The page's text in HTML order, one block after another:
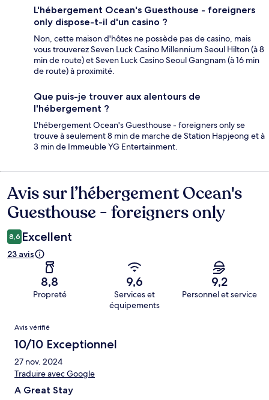
L'hébergement Ocean's Guesthouse - foreigners
only dispose-t-il d'un casino ?
Non, cette maison d'hôtes ne possède pas de casino, mais
vous trouverez Seven Luck Casino Millennium Seoul Hilton (à 8
min de route) et Seven Luck Casino Seoul Gangnam (à 16 min
de route) à proximité.
Que puis-je trouver aux alentours de
l'hébergement ?
L'hébergement Ocean's Guesthouse - foreigners only se
trouve à seulement 8 min de marche de Station Hapjeong et à
3 min de Immeuble YG Entertainment.
Avis
Avis sur l’hébergement Ocean's
Guesthouse - foreigners only
8,6 Excellent
23 avis
8,8
Propreté
9,6
Services et
équipements
9,2
Personnel et service
Avis
Avis vérifié
10/10 Exceptionnel
27 nov. 2024
Traduire avec Google
A Great Stay